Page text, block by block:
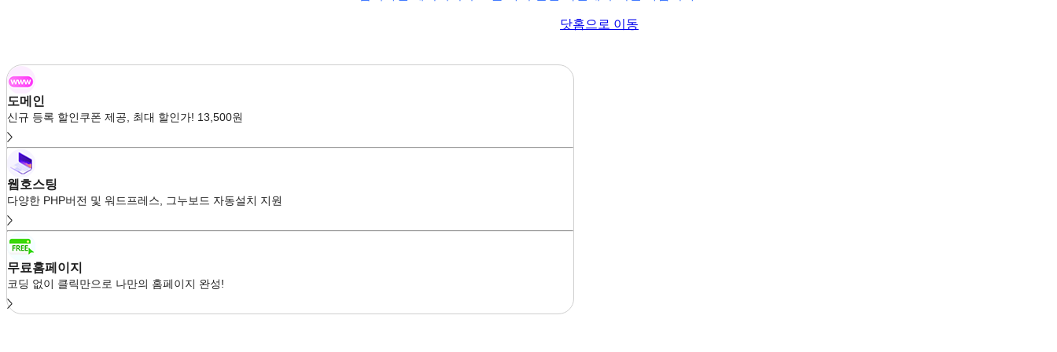
닷홈으로 이동
도메인
신규 등록 할인쿠폰 제공, 최대 할인가! 13,500원
웹호스팅
다양한 PHP버전 및 워드프레스, 그누보드 자동설치 지원
무료홈페이지
코딩 없이 클릭만으로 나만의 홈페이지 완성!